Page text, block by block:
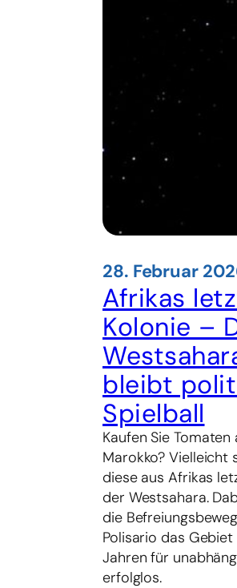
28. Februar
Afrikas
Kolonie –
bleibt
Spielball
Kaufen Sie Tomaten
Marokko? Vielleicht
diese aus Afrikas
der Westsahara.
die
Polisario das
Jahren für
erfolglos.